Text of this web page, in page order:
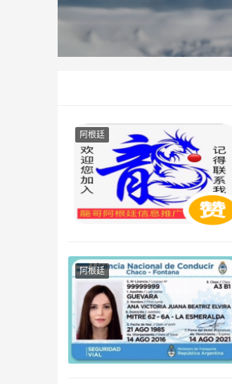
阿根廷
阿根廷